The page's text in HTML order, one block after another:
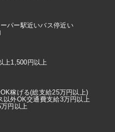
パー駅近いバス停近い
上1,500円以上
稼げる(総支給25万円以上)
以外OK交通費支給3万円以上
円以上